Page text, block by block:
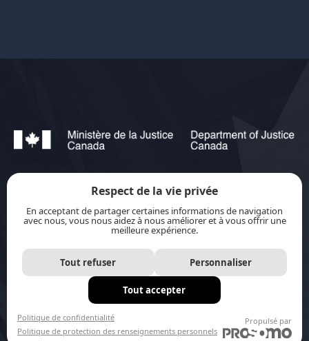
jurisource.ca est financé par le ministère de la
Justice du Canada dans le cadre duPlan
d’action pour les langues officielles 2023-2028 :
Protection-promotion-collaboration.
Distantia
Respect de la vie privée
En acceptant de partager certaines informations de navigation
avec nous, vous nous aidez à nous améliorer et à vous offrir une
meilleure expérience.
Tout refuser Personnaliser
Tout accepter
Politique de confidentialité
Politique de protection des renseignements personnels
Propulsé par